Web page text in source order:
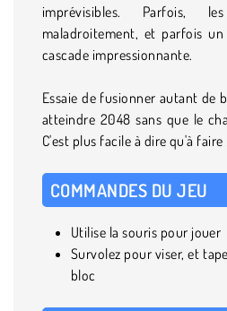
imprévisibles. Parfois,
maladroitement, et parfois
cascade impressionnante.
Essaie de fusionner autant de
atteindre 2048 sans que le
C'est plus facile à dire qu'à faire
COMMANDES DU JEU
Utilise la souris pour jouer
Survolez pour viser, et
bloc